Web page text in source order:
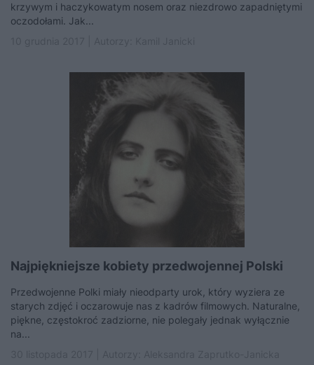
krzywym i haczykowatym nosem oraz niezdrowo zapadniętymi
oczodołami. Jak...
Najpiękniejsze kobiety przedwojennej Polski
Przedwojenne Polki miały nieodparty urok, który wyziera ze
starych zdjęć i oczarowuje nas z kadrów filmowych. Naturalne,
piękne, częstokroć zadziorne, nie polegały jednak wyłącznie
na...